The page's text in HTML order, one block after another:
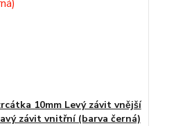
10mm Levý závit vnější
závit vnitřní (barva černá)